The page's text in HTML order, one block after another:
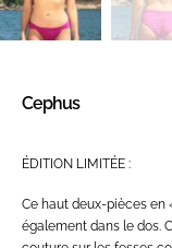
Cephus
ÉDITION LIMITÉE :
Ce haut deux-pièces en
également dans le dos.